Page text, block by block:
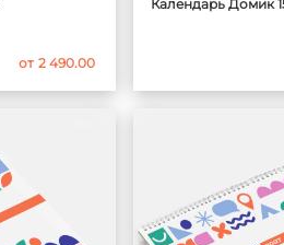
от 2 490.00
Календарь Домик